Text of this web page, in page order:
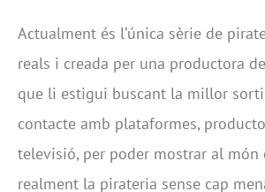
Actualment és l’única sèrie de
reals i creada per una productora
que li estigui buscant la millor
contacte amb plataformes,
televisió, per poder mostrar al món
realment la pirateria sense cap